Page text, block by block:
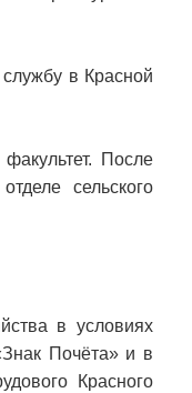
в Красной
После
сельского
в условиях
Почёта» и в
Красного